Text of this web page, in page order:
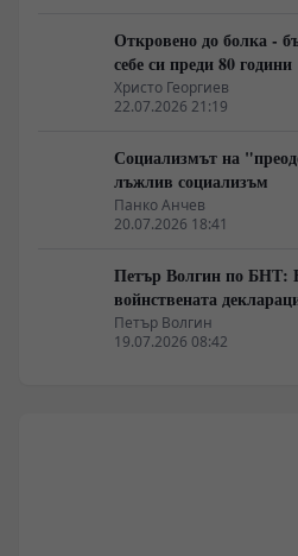
Откровено до болка -
себе си преди 80 години
Христо Георгиев
22.07.2026 21:19
Социализмът на
лъжлив социализъм
Панко Анчев
20.07.2026 18:41
Петър Волгин по БНТ:
войнствената
Петър Волгин
19.07.2026 08:42